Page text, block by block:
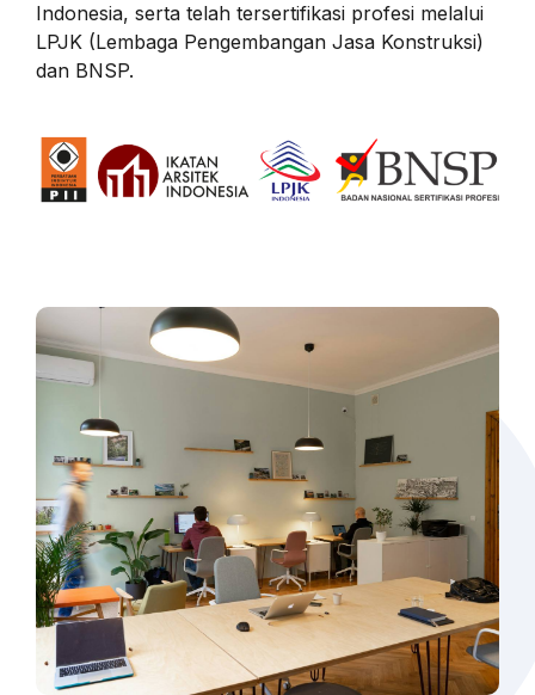
Indonesia, serta telah tersertifikasi profesi melalui
LPJK (Lembaga Pengembangan Jasa Konstruksi)
dan BNSP.